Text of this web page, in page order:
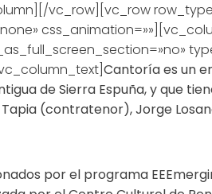
vc_row][vc_row
Cantoría es un
de Sierra Espuña, y que
(contratenor), Jorge
por el programa